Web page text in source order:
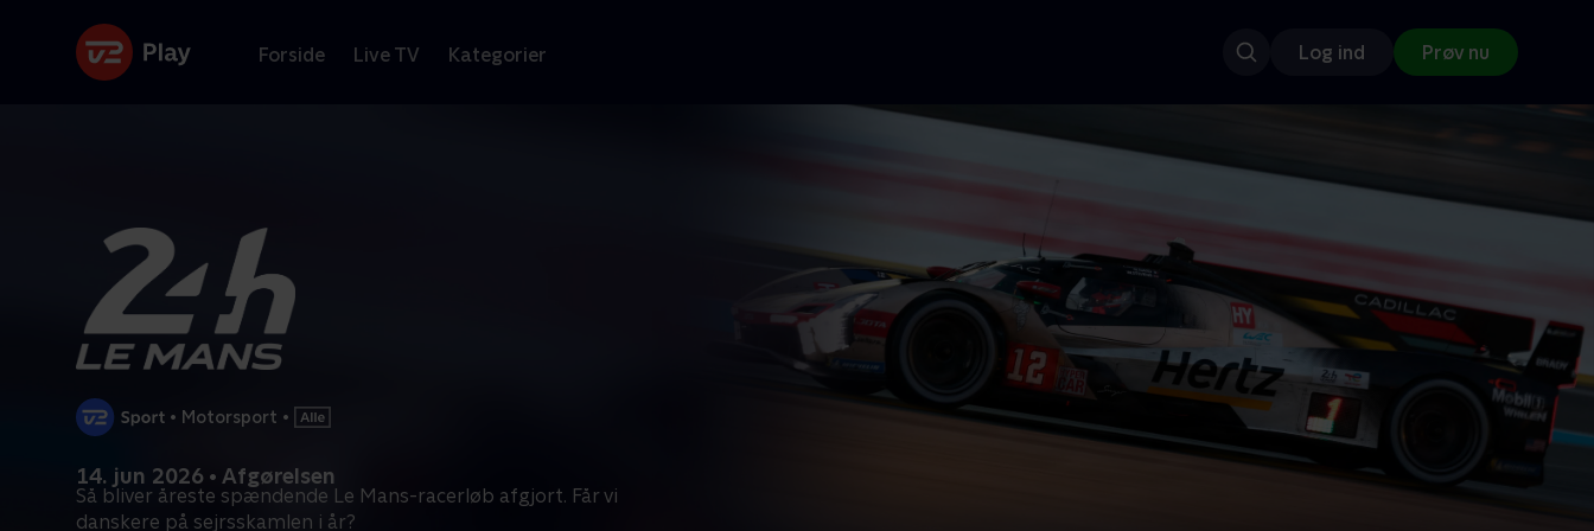
Forside Live TV Kategorier Log ind Prøv nu
• Motorsport •
14. jun 2026 • Afgørelsen
Så bliver åreste spændende Le Mans-racerløb afgjort. Får vi
danskere på sejrsskamlen i år?